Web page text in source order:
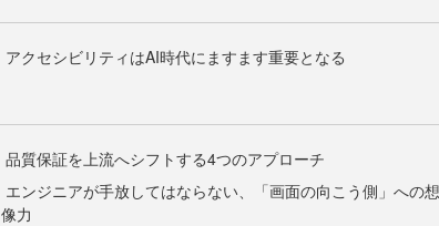
アクセシビリティはAI時代にますます重要となる
品質保証を上流へシフトする4つのアプローチ
エンジニアが手放してはならない、「画面の向こう側」への想
像力